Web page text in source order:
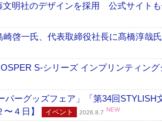
明社のデザインを採用 公式サイト
啓一氏、代表取締役社長に髙橋淳哉
S-シリーズ インプリンティン
ーグッズフェア」「第34回STYLISH
４日】
イベント 2026.8.7 NEW